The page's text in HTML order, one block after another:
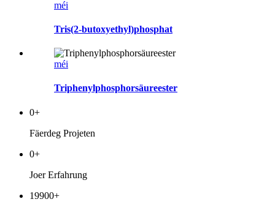
méi
Tris(2-butoxyethyl)phosphat
méi
Triphenylphosphorsäureester
0+
Fäerdeg Projeten
0+
Joer Erfahrung
19900+